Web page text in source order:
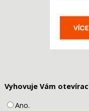
Vyhovuje Vám
Ano.